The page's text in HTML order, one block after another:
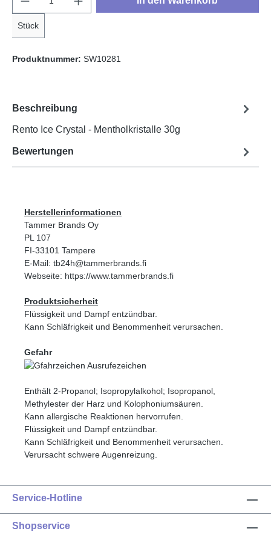
Stück
Produktnummer: SW10281
Beschreibung
Rento Ice Crystal - Mentholkristalle 30g
Bewertungen
Herstellerinformationen
Tammer Brands Oy
PL 107
FI-33101 Tampere
E-Mail: tb24h@tammerbrands.fi
Webseite: https://www.tammerbrands.fi
Produktsicherheit
Flüssigkeit und Dampf entzündbar.
Kann Schläfrigkeit und Benommenheit verursachen.
Gefahr
Enthält 2-Propanol; Isopropylalkohol; Isopropanol,
Methylester der Harz und Kolophoniumsäuren.
Kann allergische Reaktionen hervorrufen.
Flüssigkeit und Dampf entzündbar.
Kann Schläfrigkeit und Benommenheit verursachen.
Verursacht schwere Augenreizung.
Service-Hotline
Shopservice